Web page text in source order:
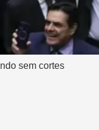
sem cortes